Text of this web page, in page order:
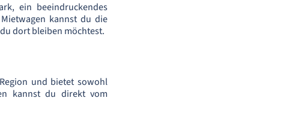
ein beeindruckendes
kannst du die
dort bleiben möchtest.
und bietet sowohl
kannst du direkt vom